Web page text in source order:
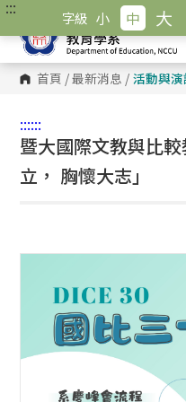
跳
主
內
容
::: 字級 小 中 大
首頁 /最新消息 / 活動與
::::::
暨大國際文教與比
立， 胸懷大志」